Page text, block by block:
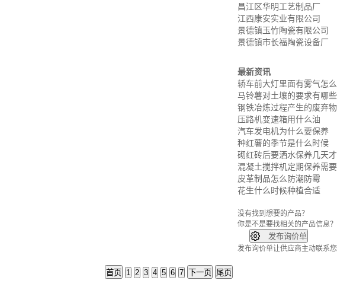
昌江区华明工艺制品厂
江西康安实业有限公司
景德镇玉竹陶瓷有限公司
景德镇市长福陶瓷设备厂
最新资讯
轿车前大灯里面有雾气怎
马铃薯对土壤的要求有哪些
钢铁冶炼过程产生的废弃
压路机变速箱用什么油
汽车发电机为什么要保养
种红薯的季节是什么时候
砌红砖后要洒水保养几天
混凝土搅拌机定期保养需
皮革制品怎么防潮防霉
花生什么时候种植合适
没有找到想要的产品？
你是不是要找相关的产品信息？
 发布询价单
发布询价单让供应商主动联系您
首页 1 2 3 4 5 6 7 下一页 尾页